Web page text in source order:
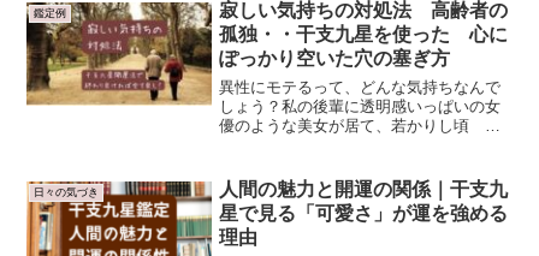
鑑定例
寂しい気持ちの対処法 高齢者の
孤独・・干支九星を使った 心に
ぽっかり空いた穴の塞ぎ方
異性にモテるって、どんな気持ちなんで
しょう？私の後輩に透明感いっぱいの女
優のような美女が居て、若かりし頃 大
「名前教えて下さい」「学部はどこです
か？」「良かったらお茶で...
日々の気づき
人間の魅力と開運の関係｜干支九
星で見る「可愛さ」が運を強める
理由